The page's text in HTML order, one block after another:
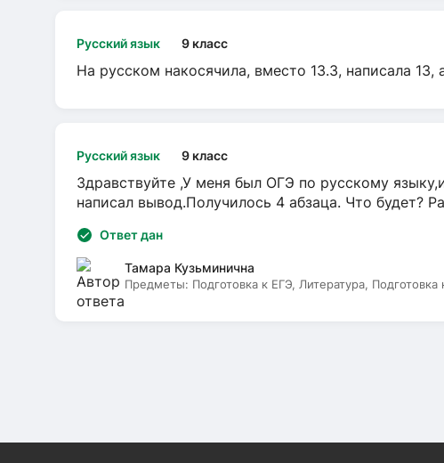
Русский язык 9 класс
На русском накосячила, вместо 13.3, написала 13,
Русский язык 9 класс
Здравствуйте ,У меня был ОГЭ по русскому
написал вывод.Получилось 4 абзаца. Что будет?
Ответ дан
Тамара Кузьминична
Предметы: Подготовка к ЕГЭ, Литература,